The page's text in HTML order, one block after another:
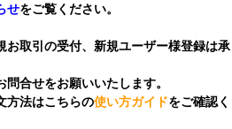
せをご覧ください。
お取引の受付、新規ユーザー様登録は承
問合せをお願いいたします。
方法はこちらの使い方ガイドをご確認く